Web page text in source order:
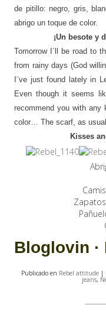
de pitillo: negro, gris,
abrigo un toque de color.
¡Un besote y
Tomorrow I´ll be road to
from rainy days (God
I¨ve just found lately in
Even though it seems
recommend you with
color… The scarf, as
Kisses
Bloglovin ·
Publicado en Rebel attitude |
jeans,